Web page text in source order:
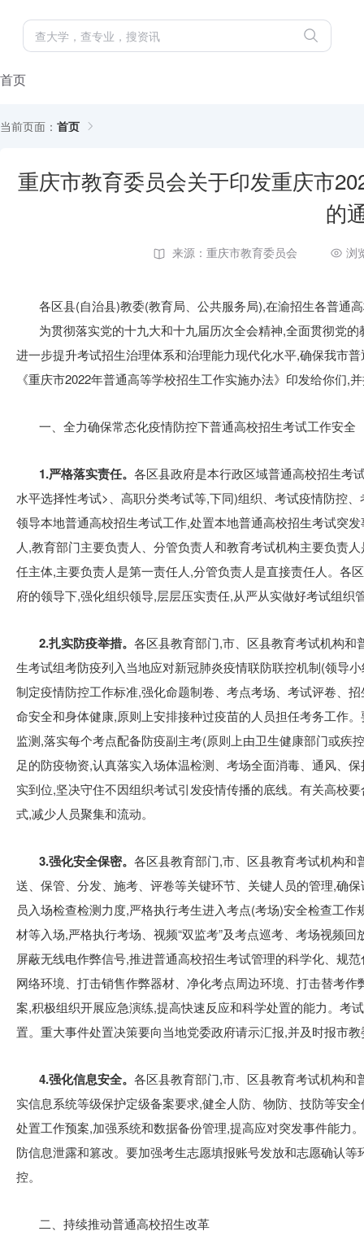
首页
当前页面： 首页
重庆市教育委员会关于印发重庆市
的
来源：重庆市教育委员会 浏
各区县(自治县)教委(教育局、公共服务局),在渝招生各普通
为贯彻落实党的十九大和十九届历次全会精神,全面贯彻党
进一步提升考试招生治理体系和治理能力现代化水平,确保我市
《重庆市2022年普通高等学校招生工作实施办法》印发给你们,
一、全力确保常态化疫情防控下普通高校招生考试工作安全
1.严格落实责任。 各区县政府是本行政区域普通高校招生考
水平选择性考试>、高职分类考试等,下同)组织、考试疫情防控
领导本地普通高校招生考试工作,处置本地普通高校招生考试突
人,教育部门主要负责人、分管负责人和教育考试机构主要负责
任主体,主要负责人是第一责任人,分管负责人是直接责任人。各
府的领导下,强化组织领导,层层压实责任,从严从实做好考试组织
2.扎实防疫举措。 各区县教育部门,市、区县教育考试机构
生考试组考防疫列入当地应对新冠肺炎疫情联防联控机制(领导
制定疫情防控工作标准,强化命题制卷、考点考场、考试评卷、
命安全和身体健康,原则上安排接种过疫苗的人员担任考务工作
监测,落实每个考点配备防疫副主考(原则上由卫生健康部门或疾
足的防疫物资,认真落实入场体温检测、考场全面消毒、通风、
实到位,坚决守住不因组织考试引发疫情传播的底线。有关高校
式,减少人员聚集和流动。
3.强化安全保密。 各区县教育部门,市、区县教育考试机构
送、保管、分发、施考、评卷等关键环节、关键人员的管理,确
员入场检查检测力度,严格执行考生进入考点(考场)安全检查工
材等入场,严格执行考场、视频“双监考”及考点巡考、考场视频
屏蔽无线电作弊信号,推进普通高校招生考试管理的科学化、规
网络环境、打击销售作弊器材、净化考点周边环境、打击替考
案,积极组织开展应急演练,提高快速反应和科学处置的能力。考
置。重大事件处置决策要向当地党委政府请示汇报,并及时报市教
4.强化信息安全。 各区县教育部门,市、区县教育考试机构
实信息系统等级保护定级备案要求,健全人防、物防、技防等安
处置工作预案,加强系统和数据备份管理,提高应对突发事件能力
防信息泄露和篡改。要加强考生志愿填报账号发放和志愿确认
控。
二、持续推动普通高校招生改革